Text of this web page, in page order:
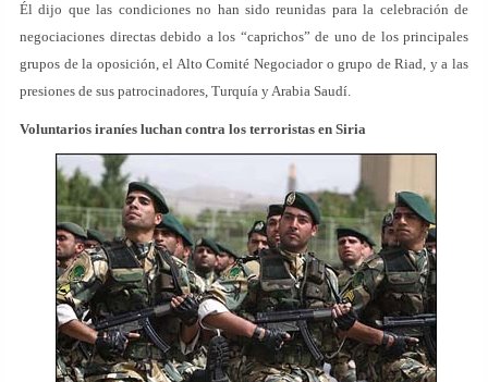
Él dijo que las condiciones no han sido reunidas para la celebración de
negociaciones directas debido a los “caprichos” de uno de los principales
grupos de la oposición, el Alto Comité Negociador o grupo de Riad, y a las
presiones de sus patrocinadores, Turquía y Arabia Saudí.
Voluntarios iraníes luchan contra los terroristas en Siria